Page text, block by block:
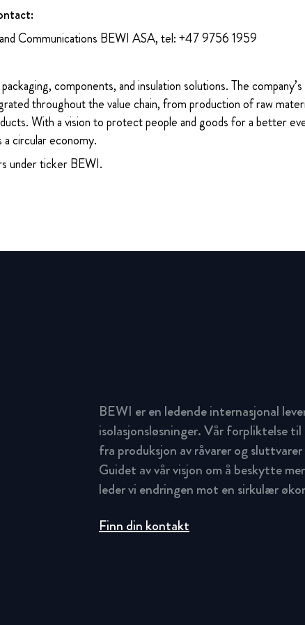
Communications BEWI ASA, tel: +47 9756 1959
components, and insulation solutions. The company’s
throughout the value chain, from production of raw
With a vision to protect people and goods for a better
circular economy.
under ticker BEWI.
BEWI er en ledende internasjonal
isolasjonsløsninger. Vår forpliktelse
fra produksjon av råvarer og
Guidet av vår visjon om å beskytte
leder vi endringen mot en sirkulær
Finn din kontakt